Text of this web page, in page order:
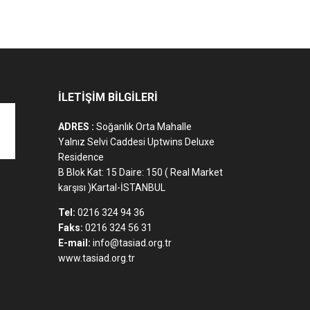
İLETİŞİM BİLGİLERİ
ADRES : Soğanlık Orta Mahalle
Yalnız Selvi Caddesi Uptwins Deluxe
Residence
B Blok Kat: 15 Daire: 150 ( Real Market
karşısı )Kartal-İSTANBUL
Tel: 0216 324 94 36
Faks: 0216 324 56 31
E-mail: info@tasiad.org.tr
www.tasiad.org.tr